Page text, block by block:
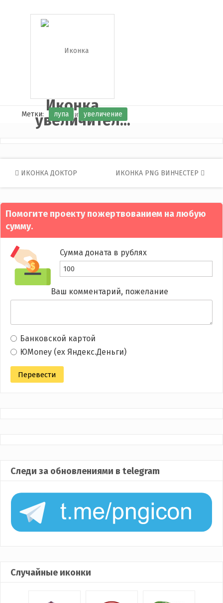
Иконка
увеличител...
Метки: лупа увеличение
Post
navigation
ИКОНКА ДОКТОР ИКОНКА PNG ВИНЧЕСТЕР
Помогите проекту пожертвованием на любую
сумму.
Сумма доната в рублях
Ваш комментарий, пожелание
Банковской картой
ЮMoney (ex Яндекс.Деньги)
Следи за обновлениями в telegram
Случайные иконки